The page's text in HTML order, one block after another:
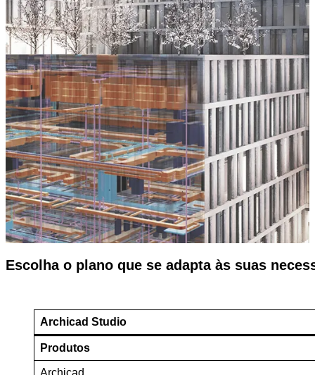
Escolha o plano que se adapta às suas
Archicad Studio
Produtos